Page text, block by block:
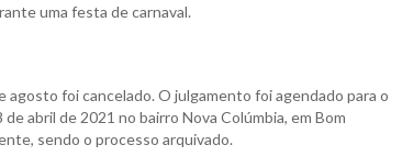
uma festa de carnaval.
foi cancelado. O julgamento foi agendado para o
abril de 2021 no bairro Nova Colúmbia, em Bom
sendo o processo arquivado.